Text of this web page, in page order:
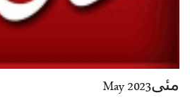
مئی2023 May